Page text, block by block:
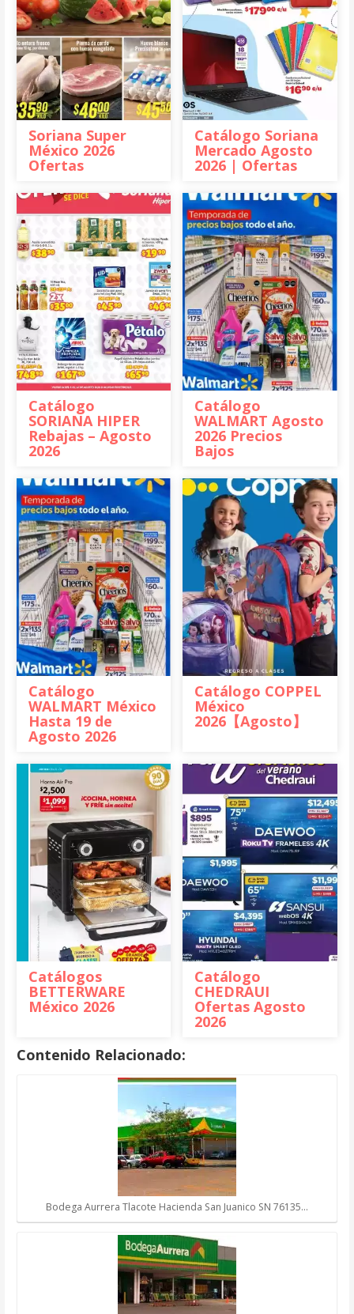
Soriana Super
México 2026
Ofertas
Catálogo Soriana
Mercado Agosto
2026 | Ofertas
Catálogo
SORIANA HIPER
Rebajas – Agosto
2026
Catálogo
WALMART Agosto
2026 Precios
Bajos
Catálogo
WALMART México
Hasta 19 de
Agosto 2026
Catálogo COPPEL
México
2026【Agosto】
Catálogos
BETTERWARE
México 2026
Catálogo
CHEDRAUI
Ofertas Agosto
2026
Contenido Relacionado:
Bodega Aurrera Tlacote Hacienda San Juanico SN 76135…